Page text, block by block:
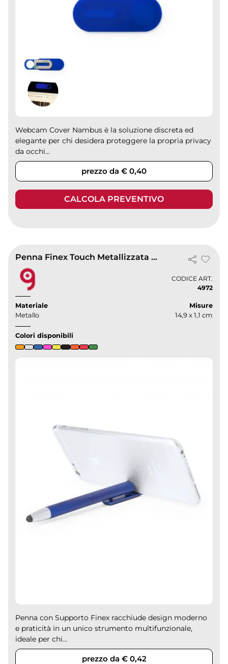
Webcam Cover Nambus è la soluzione discreta ed
elegante per chi desidera proteggere la propria privacy
da occhi...
prezzo da € 0,40
CALCOLA PREVENTIVO
Penna Finex Touch Metallizzata con Supporto, Clip e Pulisci Schermo
CODICE ART.
4972
Materiale
Metallo
Misure
14,9 x 1,1 cm
Colori disponibili
Penna con Supporto Finex racchiude design moderno
e praticità in un unico strumento multifunzionale,
ideale per chi...
prezzo da € 0,42